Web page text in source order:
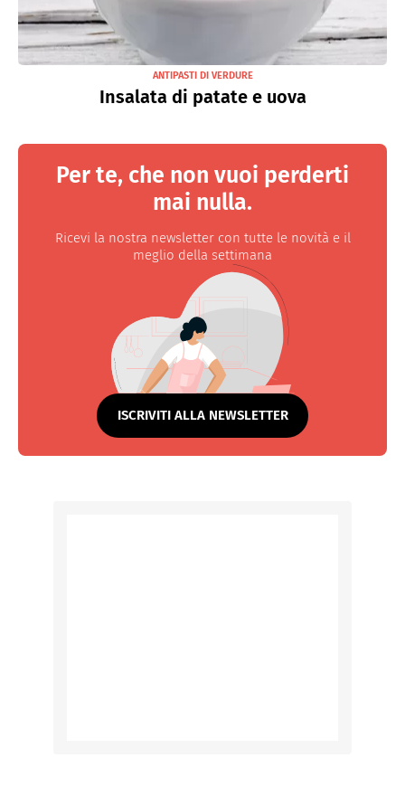
ANTIPASTI DI VERDURE
Insalata di patate e uova
Per te, che non vuoi perderti
mai nulla.
Ricevi la nostra newsletter con tutte le novità e il
meglio della settimana
ISCRIVITI ALLA NEWSLETTER